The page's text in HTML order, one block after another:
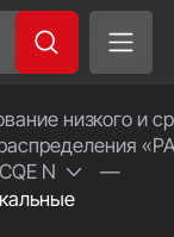
низкого и
N